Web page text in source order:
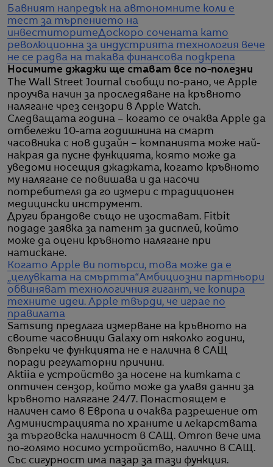
Бавният напредък на автономните коли е
тест за търпението на
инвеститоритеДоскоро сочената като
революционна за индустрията технология вече
не се радва на такава финансова подкрепа
Носимите джаджи ще стават все по-полезни
The Wall Street Journal съобщи по-рано, че Apple
проучва начин за проследяване на кръвното
налягане чрез сензори в Apple Watch.
Следващата година – когато се очаква Apple да
отбележи 10-ата годишнина на смарт
часовника с нов дизайн – компанията може най-
накрая да пусне функцията, която може да
уведоми носещия джаджата, когато кръвното
му налягане се повишава и да насочи
потребителя да го измери с традиционен
медицински инструмент.
Други брандове също не изостават. Fitbit
подаде заявка за патент за дисплей, който
може да оцени кръвното налягане при
натискане.
Когато Apple ви потърси, това може да е
„целувката на смъртта“Амбициозни партньори
обвиняват технологичния гигант, че копира
техните идеи. Apple твърди, че играе по
правилата
Samsung предлага измерване на кръвното на
своите часовници Galaxy от няколко години,
въпреки че функцията не е налична в САЩ
поради регулаторни причини.
Aktiia е устройство за носене на китката с
оптичен сензор, който може да улавя данни за
кръвното налягане 24/7. Понастоящем е
наличен само в Европа и очаква разрешение от
Администрацията по храните и лекарствата
за търговска наличност в САЩ. Omron вече има
по-голямо носимо устройство, налично в САЩ.
Със сигурност има пазар за тази функция.